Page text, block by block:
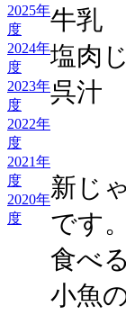
2025年
度
2024年
度
2023年
度
2022年
度
2021年
度
2020年
度
牛乳
塩肉
呉汁
新じ
です
食べ
小魚